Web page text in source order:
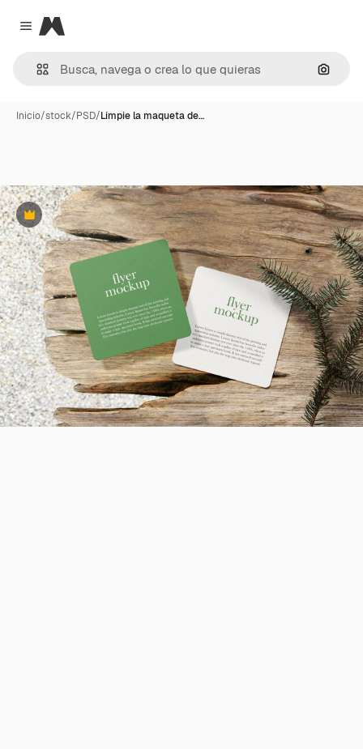
Close menu
Magnific
Inicio/stock/PSD/Limpie la maqueta de…
Premium